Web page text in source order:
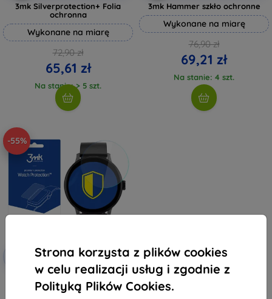
Strona korzysta z plików cookies
w celu realizacji usług i zgodnie z
Polityką Plików Cookies.
3mk Silverprotection+ Folia
ochronna
Wykonane na miarę
72,90 zł
65,61 zł
Na stanie: > 5 szt.
3mk Hammer szkło ochronne
Wykonane na miarę
76,90 zł
69,21 zł
Na stanie: 4 szt.
-55%
Zniżka z
EXTRA10
3MK Folia ARC Smartwatch DT2
42 mm Fullscreen